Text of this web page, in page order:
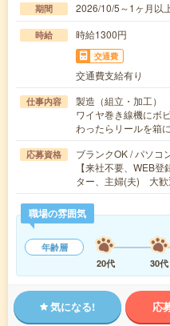
期間 2026/10/5～1ヶ月以
時給 時給1300円
交通費
交通費支給有り
仕事内容
製造（組立・加工）
ワイヤ巻き線機にボ
わったらリールを箱
応募資格
ブランクOK / パソコ
【来社不要、WEB
ター、主婦(夫) 大
職場の雰囲気
年齢層
20代
30代
気になる! 応